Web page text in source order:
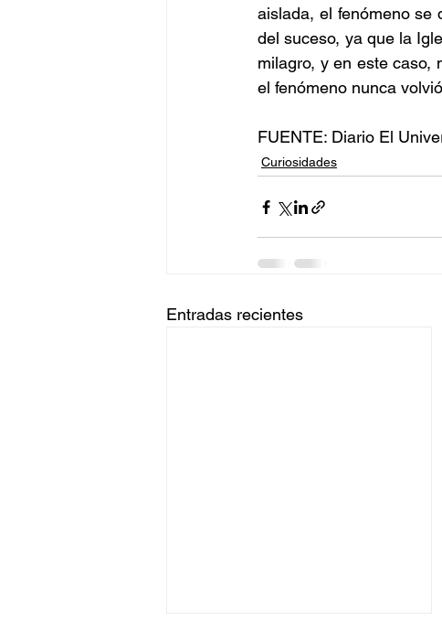
aislada, el fenómeno se
del suceso, ya que la
milagro, y en este caso,
el fenómeno nunca
FUENTE: Diario El
Curiosidades
Entradas recientes